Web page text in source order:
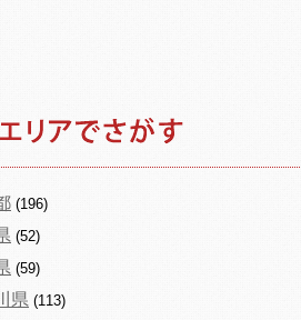
(196)
(52)
(59)
県 (113)